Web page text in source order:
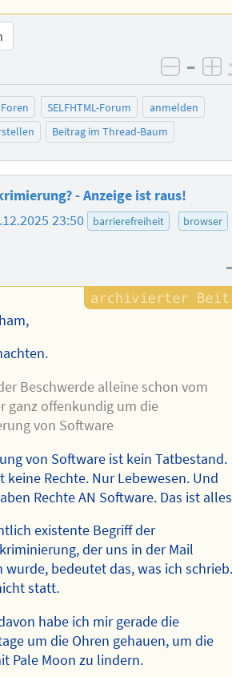
–
SELFHTML-Forum
anmelden
Beitrag im Thread-Baum
- Anzeige ist raus!
23:50 barrierefreiheit
browser
Beschwerde alleine schon vom
ganz offenkundig um die
von Software
von Software ist kein Tatbestand.
keine Rechte. Nur Lebewesen. Und
Rechte AN Software. Das ist
existente Begriff der
der uns in der Mail
wurde, bedeutet das, was ich
statt.
habe ich mir gerade die
um die Ohren gehauen, um die
Pale Moon zu lindern.